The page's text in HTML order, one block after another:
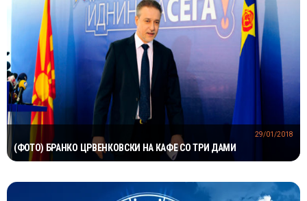
(ФОТО) БРАНКО ЦРВЕНКОВСКИ НА КАФЕ СО ТРИ ДАМИ
29/01/2018